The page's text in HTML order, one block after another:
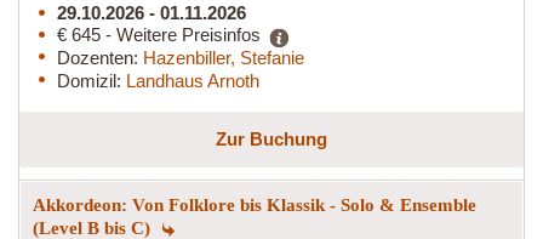
29.10.2026 - 01.11.2026
€ 645 - Weitere Preisinfos
Dozenten: Hazenbiller, Stefanie
Domizil: Landhaus Arnoth
Zur Buchung
Akkordeon: Von Folklore bis Klassik - Solo & Ensemble
(Level B bis C)